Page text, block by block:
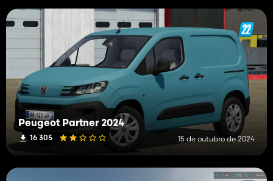
Peugeot Partner 2024
16 305 15 de outubro de 2024